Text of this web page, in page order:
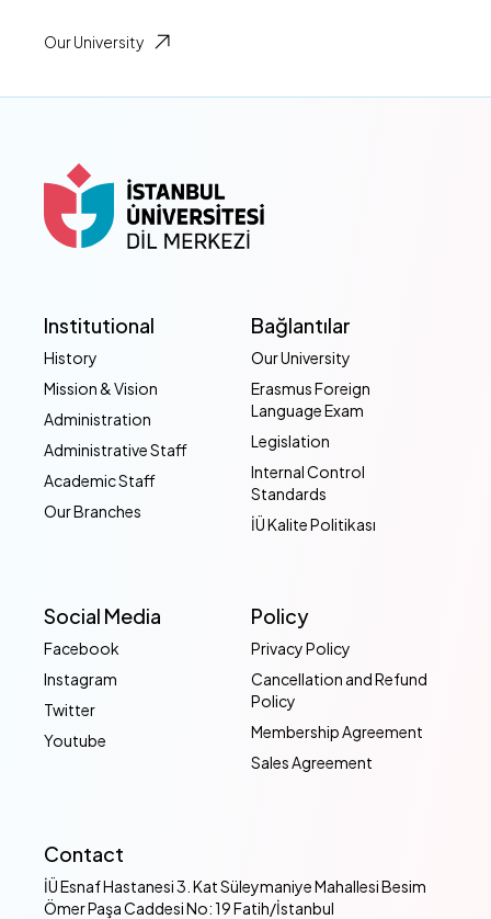
Our University
Institutional
History
Mission & Vision
Administration
Administrative Staff
Academic Staff
Our Branches
Bağlantılar
Our University
Erasmus Foreign
Language Exam
Legislation
Internal Control
Standards
İÜ Kalite Politikası
Social Media
Facebook
Instagram
Twitter
Youtube
Policy
Privacy Policy
Cancellation and Refund
Policy
Membership Agreement
Sales Agreement
Contact
İÜ Esnaf Hastanesi 3. Kat Süleymaniye Mahallesi Besim
Ömer Paşa Caddesi No: 19 Fatih/İstanbul